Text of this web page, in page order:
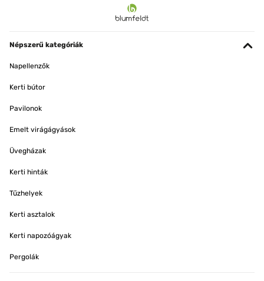
Népszerű kategóriák
Napellenzők
Kerti bútor
Pavilonok
Emelt virágágyások
Üvegházak
Kerti hinták
Tűzhelyek
Kerti asztalok
Kerti napozóágyak
Pergolák